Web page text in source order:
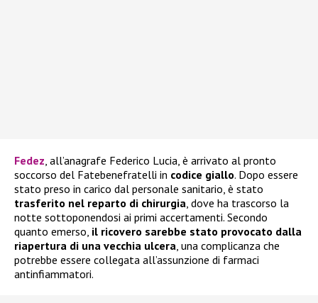
Fedez , all’anagrafe Federico Lucia, è arrivato al pronto
soccorso del Fatebenefratelli in codice giallo. Dopo essere
stato preso in carico dal personale sanitario, è stato
trasferito nel reparto di chirurgia , dove ha trascorso la
notte sottoponendosi ai primi accertamenti. Secondo
quanto emerso, il ricovero sarebbe stato provocato dalla
riapertura di una vecchia ulcera , una complicanza che
potrebbe essere collegata all’assunzione di farmaci
antinfiammatori.